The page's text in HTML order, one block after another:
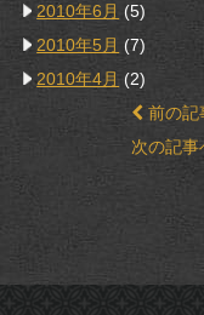
2010年6月 (5)
2010年5月 (7)
2010年4月 (2)
前の記
次の記事